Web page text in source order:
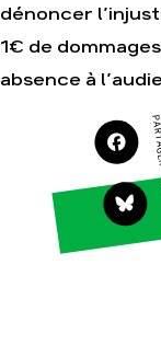
terrain
Agir au
Soutenir les
campagnes
Transmettre
partie de son
patrimoine
Télécharger
gratuitement
guides éco-
dénoncer
1€ de
absence à